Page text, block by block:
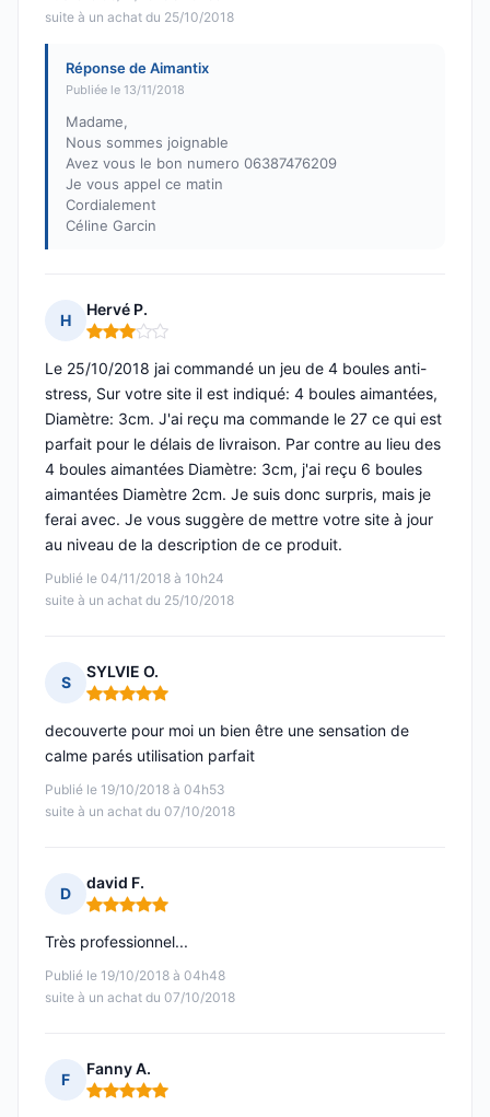
suite à un achat du 25/10/2018
Réponse de Aimantix
Publiée le 13/11/2018
Madame,
Nous sommes joignable
Avez vous le bon numero 06387476209
Je vous appel ce matin
Cordialement
Céline Garcin
H
Hervé P.
Note : 3 sur 5
Publié le 04/11/2018 à 10h24
suite à un achat du 25/10/2018
Le 25/10/2018 jai commandé un jeu de 4 boules anti-
stress, Sur votre site il est indiqué: 4 boules aimantées,
Diamètre: 3cm. J'ai reçu ma commande le 27 ce qui est
parfait pour le délais de livraison. Par contre au lieu des
4 boules aimantées Diamètre: 3cm, j'ai reçu 6 boules
aimantées Diamètre 2cm. Je suis donc surpris, mais je
ferai avec. Je vous suggère de mettre votre site à jour
au niveau de la description de ce produit.
S
SYLVIE O.
Note : 5 sur 5
Publié le 19/10/2018 à 04h53
suite à un achat du 07/10/2018
decouverte pour moi un bien être une sensation de
calme parés utilisation parfait
D
david F.
Note : 5 sur 5
Publié le 19/10/2018 à 04h48
suite à un achat du 07/10/2018
Très professionnel...
F
Fanny A.
Note : 5 sur 5